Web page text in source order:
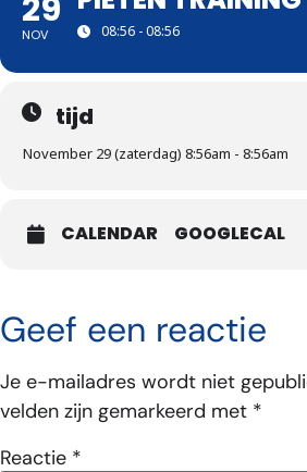
29
NOV 08:56 - 08:56
tijd
November 29 (zaterdag) 8:56am - 8:56am
CALENDAR GOOGLECAL
Geef een reactie
Je e-mailadres wordt niet
velden zijn gemarkeerd met *
Reactie *